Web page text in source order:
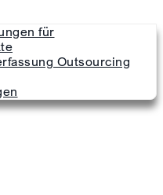
für
Outsourcing